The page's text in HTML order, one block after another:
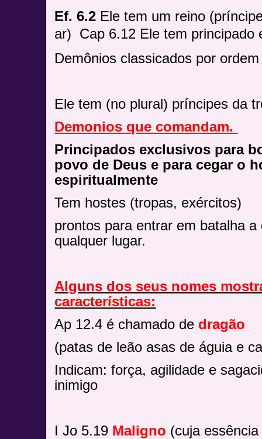
Ef. 6.2 Ele tem um reino
ar) Cap 6.12 Ele tem
Demônios classicados por
Ele tem (no plural) príncipes da
Demonios que comandam.
Principados exclusivos para
povo de Deus e para cegar o
espiritualmente
Tem hostes (tropas, exércitos)
prontos para entrar em batalha
qualquer lugar.
Alguns dos seus nomes
características:
Ap 12.4 é chamado de dragão
(patas de leão asas de águia e
Indicam: força, agilidade e
inimigo
I Jo 5.19 Maligno (cuja